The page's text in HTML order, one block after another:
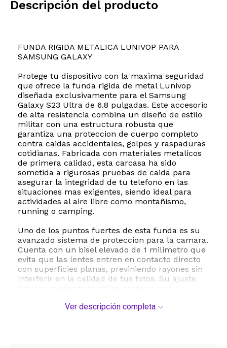
Descripción del producto
FUNDA RIGIDA METALICA LUNIVOP PARA
SAMSUNG GALAXY
Protege tu dispositivo con la maxima seguridad
que ofrece la funda rigida de metal Lunivop
diseñada exclusivamente para el Samsung
Galaxy S23 Ultra de 6.8 pulgadas. Este accesorio
de alta resistencia combina un diseño de estilo
militar con una estructura robusta que
garantiza una proteccion de cuerpo completo
contra caidas accidentales, golpes y raspaduras
cotidianas. Fabricada con materiales metalicos
de primera calidad, esta carcasa ha sido
sometida a rigurosas pruebas de caida para
asegurar la integridad de tu telefono en las
situaciones mas exigentes, siendo ideal para
actividades al aire libre como montañismo,
running o camping.
Uno de los puntos fuertes de esta funda es su
avanzado sistema de proteccion para la camara.
Cuenta con un bisel elevado de 1 milimetro que
evita que las lentes entren en contacto directo
con superficies planas, previniendo rayones sin
interferir en la calidad de tus fotos. Su ajuste
de la estructura, ofreciendo una resistencia de
Ver descripción completa